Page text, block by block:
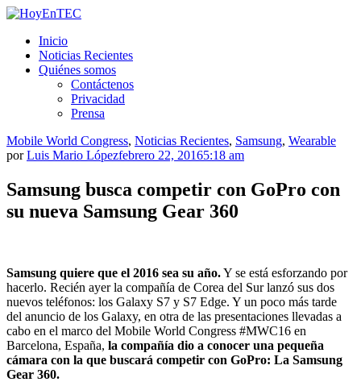
Saltar
contenido.
Inicio
Noticias Recientes
Quiénes somos
Contáctenos
Privacidad
Prensa
Mobile World Congress, Noticias Recientes, Samsung, Wearable
porLuis Mario Lópezfebrero 22, 20165:18 am
Samsung busca competir con GoPro con
su nueva Samsung Gear 360
Samsung quiere que el 2016 sea su año.Y se está esforzando por
hacerlo. Recién ayer la compañía de Corea del Sur lanzó sus dos
nuevos teléfonos: los Galaxy S7 y S7 Edge. Y un poco más tarde
del anuncio de los Galaxy, en otra de las presentaciones llevadas a
cabo en el marco del Mobile World Congress #MWC16 en
Barcelona, España, la compañía dio a conocer una pequeña
cámara con la que buscará competir con GoPro: La Samsung
Gear 360.